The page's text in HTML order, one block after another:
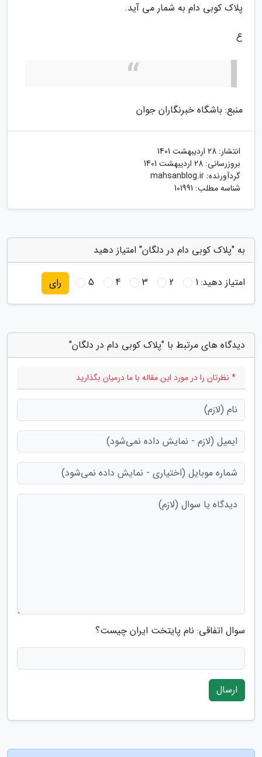
پلاک کوبی دام به شمار می آید.
ع
منبع: باشگاه خبرنگاران جوان
انتشار: 28 اردیبهشت 1401
بروزرسانی: 28 اردیبهشت 1401
گردآورنده: mahsanblog.ir
شناسه مطلب: 101991
به "پلاک کوبی دام در دلگان" امتیاز دهید
امتیاز دهید:1
2
3
4
5 رای
دیدگاه های مرتبط با "پلاک کوبی دام در دلگان"
* نظرتان را در مورد این مقاله با ما درمیان بگذارید
سوال اتفاقی: نام پایتخت ایران چیست؟
ارسال